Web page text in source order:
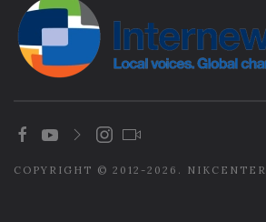
COPYRIGHT © 2012-2026. NIKCENTER